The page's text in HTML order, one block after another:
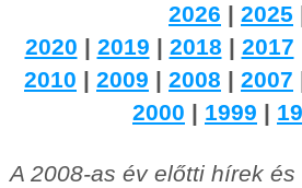
2026 | 2025
2020 | 2019 | 2018 | 2017
2010 | 2009 | 2008 | 2007
2000 | 1999 |
A 2008-as év előtti hírek